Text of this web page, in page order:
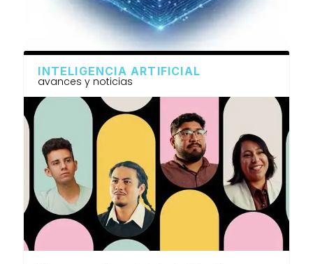
INTELIGENCIA ARTIFICIAL
avances y noticias